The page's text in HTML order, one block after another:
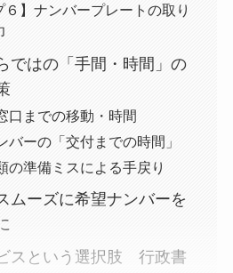
６】ナンバープレートの取り
ではの「手間・時間」の
までの移動・時間
ーの「交付までの時間」
準備ミスによる手戻り
ムーズに希望ナンバーを
スという選択肢 行政書